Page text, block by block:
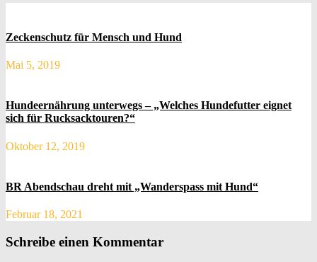
Zeckenschutz für Mensch und Hund
Mai 5, 2019
Hundeernährung unterwegs – „Welches Hundefutter eignet
sich für Rucksacktouren?“
Oktober 12, 2019
BR Abendschau dreht mit „Wanderspass mit Hund“
Februar 18, 2021
Schreibe einen Kommentar